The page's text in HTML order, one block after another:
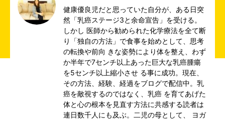
健康優良児だと思っていた自分が、ある日突
然「乳癌ステージ3と余命宣告」を受ける。
しかし 医師から勧められた化学療法を全て断
り「独自の方法」で食事を始めとして、思考
の転換や前向 きな姿勢により体を整え、わず
か半年で7センチ以上あった巨大な乳癌腫瘍
を5センチ以上縮小させ る事に成功。現在、
その方法、経験、経過をブログで配信中。乳
癌を敵視するのではなく、乳癌 を育てあげた
体と心の根本を見直す方法に共感する読者は
連日数千人にも及ぶ。二児の母として、 ヨガ